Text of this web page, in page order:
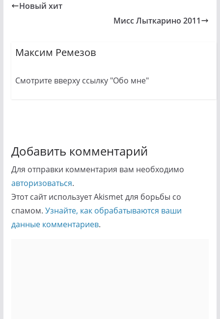
Новый хит
Мисс Лыткарино 2011
Максим Ремезов
Смотрите вверху ссылку "Обо мне"
Добавить комментарий
Для отправки комментария вам необходимо
авторизоваться.
Этот сайт использует Akismet для борьбы со
спамом. Узнайте, как обрабатываются ваши
данные комментариев.